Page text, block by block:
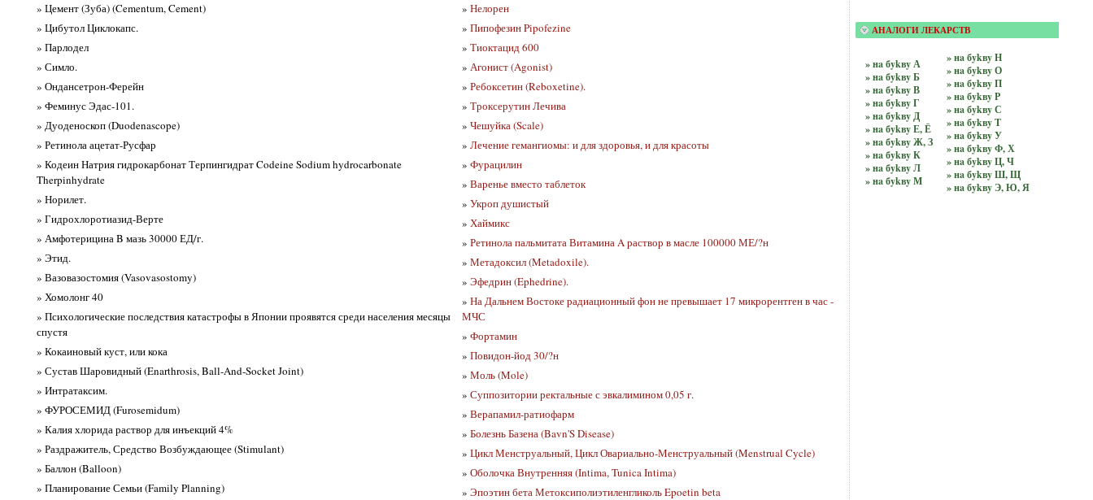
» Цемент (Зуба) (Cementum, Cement)
» Цибутол Циклокапс.
» Парлодел
» Симло.
» Ондансетрон-Ферейн
» Феминус Эдас-101.
» Дуоденоскоп (Duodenascope)
» Ретинола ацетат-Русфар
» Кодеин Натрия гидрокарбонат Терпингидрат Codeine Sodium hydrocarbonate
Therpinhydrate
» Норилет.
» Гидрохлоротиазид-Верте
» Амфотерицина B мазь 30000 ЕД/г.
» Этид.
» Вазовазостомия (Vasovasostomy)
» Хомолонг 40
» Психологические последствия катастрофы в Японии проявятся среди населения месяцы
спустя
» Кокаиновый куст, или кока
» Сустав Шаровидный (Enarthrosis, Ball-And-Socket Joint)
» Интратаксим.
» ФУРОСЕМИД (Furosemidum)
» Калия хлорида раствор для инъекций 4%
» Раздражитель, Средство Возбуждающее (Stimulant)
» Баллон (Balloon)
» Планирование Семьи (Family Planning)
» Нелорен
» Пипофезин Pipofezine
» Тиоктацид 600
» Агонист (Agonist)
» Ребоксетин (Reboxetine).
» Троксерутин Лечива
» Чешуйка (Scale)
» Лечение гемангиомы: и для здоровья, и для красоты
» Фурацилин
» Варенье вместо таблеток
» Укроп душистый
» Хаймикс
» Ретинола пальмитата Витамина A раствор в масле 100000 МЕ/?н
» Метадоксил (Metadoxile).
» Эфедрин (Ephedrine).
» На Дальнем Востоке радиационный фон не превышает 17 микрорентген в час -
МЧС
» Фортамин
» Повидон-йод 30/?н
» Моль (Mole)
» Суппозитории ректальные с эвкалимином 0,05 г.
» Верапамил-ратиофарм
» Болезнь Базена (Bavn'S Disease)
» Цикл Менструальный, Цикл Овариально-Менструальный (Menstrual Cycle)
» Оболочка Внутренняя (Intima, Tunica Intima)
» Эпоэтин бета Метоксиполиэтиленгликоль Epoetin beta
АНАЛОГИ ЛЕКАРСТВ
» нa бykвy А
» нa бykвy Б
» нa бykвy В
» нa бykвy Г
» нa бykвy Д
» нa бykвy Е, Ё
» нa бykвy Ж, З
» нa бykвy К
» нa бykвy Л
» нa бykвy М
» нa бykвy Н
» нa бykвy О
» нa бykвy П
» нa бykвy Р
» нa бykвy С
» нa бykвy Т
» нa бykвy У
» нa бykвy Ф, Х
» нa бykвy Ц, Ч
» нa бykвy Ш, Щ
» нa бykвy Э, Ю, Я